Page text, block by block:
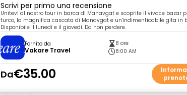
Scrivi per primo una recensione
Unitevi al nostro tour in barca di Manavgat e scoprite il vivace bazar
turco, la magnifica cascata di Manavgat e un'indimenticabile gita in
Disponibile il lunedì e il giovedì. Da non perdere.
Fornito da
Vakare Travel
8 ore
8:00 AM
Da€35.00